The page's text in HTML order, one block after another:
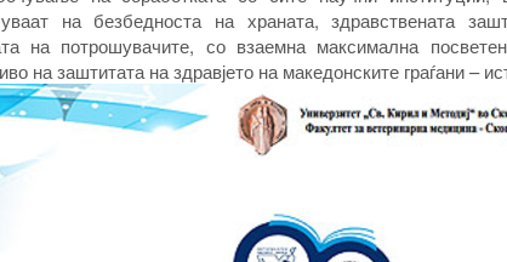
на безбедноста на храната, здравствената
на потрошувачите, со взаемна максимална
на заштитата на здравјето на македонските граѓани –